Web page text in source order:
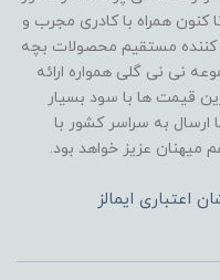
باشد که با شروع به کار از سال ۹۳ تا کنون همراه با کادری مجرب و
کننده مستقیم محصولات بچه
نی نی گلی همواره ارائه
قیمت ها با سود بسیار
ارسال به سراسر کشور با
عزیز خواهد بود.